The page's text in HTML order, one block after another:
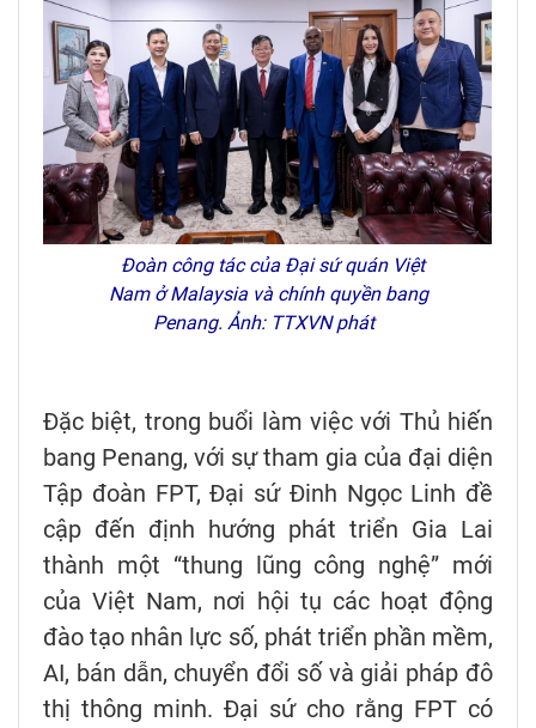
Đoàn công tác của Đại sứ quán Việt
Nam ở Malaysia và chính quyền bang
Penang. Ảnh: TTXVN phát
Đặc biệt, trong buổi làm việc với Thủ hiến
bang Penang, với sự tham gia của đại diện
Tập đoàn FPT, Đại sứ Đinh Ngọc Linh đề
cập đến định hướng phát triển Gia Lai
thành một “thung lũng công nghệ” mới
của Việt Nam, nơi hội tụ các hoạt động
đào tạo nhân lực số, phát triển phần mềm,
AI, bán dẫn, chuyển đổi số và giải pháp đô
thị thông minh. Đại sứ cho rằng FPT có